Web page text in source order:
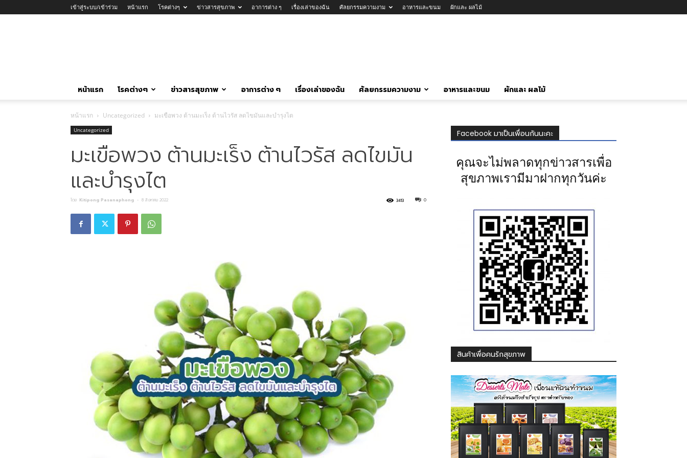
เข้าสู่ระบบ/เข้าร่วม หน้าแรก โรคต่างๆ ข่าวสารสุขภาพ อาการต่าง ๆ เรื่องเล่าของฉัน ศัลยกรรมความงาม อาหารและขนม ผักและ ผลไม้
หน้าแรก โรคต่างๆ ข่าวสารสุขภาพ อาการต่าง ๆ เรื่องเล่าของฉัน ศัลยกรรมความงาม อาหารและขนม ผักและ ผลไม้
หน้าแรก Uncategorized มะเขือพวง ต้านมะเร็ง ต้านไวรัส ลดไขมันและบำรุงไต
Uncategorized
มะเขือพวง ต้านมะเร็ง ต้านไวรัส ลดไขมัน
และบำรุงไต
โดย Kitipong Pasanaphong - 8 สิงหาคม 2022 0
3413
Facebook มาเป็นเพื่อนกันนะคะ
คุณจะไม่พลาดทุกข่าวสารเพื่อ
สุขภาพเรามีมาฝากทุกวันค่ะ
สินค้าเพื่อคนรักสุขภาพ